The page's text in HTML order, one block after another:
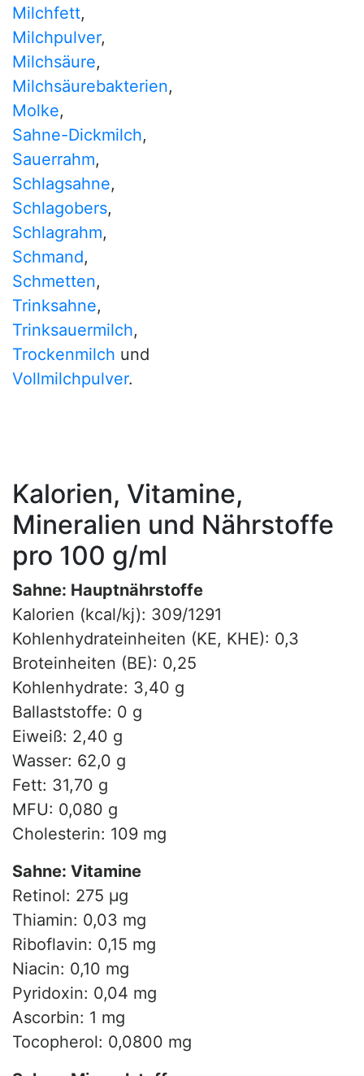
Milchfett,
Milchpulver,
Milchsäure,
Milchsäurebakterien,
Molke,
Sahne-Dickmilch,
Sauerrahm,
Schlagsahne,
Schlagobers,
Schlagrahm,
Schmand,
Schmetten,
Trinksahne,
Trinksauermilch,
Trockenmilch und
Vollmilchpulver.
Kalorien, Vitamine,
Mineralien und Nährstoffe
pro 100 g/ml
Sahne: Hauptnährstoffe
Kalorien (kcal/kj): 309/1291
Kohlenhydrateinheiten (KE, KHE): 0,3
Broteinheiten (BE): 0,25
Kohlenhydrate: 3,40 g
Ballaststoffe: 0 g
Eiweiß: 2,40 g
Wasser: 62,0 g
Fett: 31,70 g
MFU: 0,080 g
Cholesterin: 109 mg
Sahne: Vitamine
Retinol: 275 µg
Thiamin: 0,03 mg
Riboflavin: 0,15 mg
Niacin: 0,10 mg
Pyridoxin: 0,04 mg
Ascorbin: 1 mg
Tocopherol: 0,0800 mg